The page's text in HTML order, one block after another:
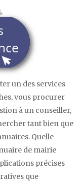
un des services
vous procurer
à un conseiller,
tant bien que
Quelle-
de mairie
précises
que